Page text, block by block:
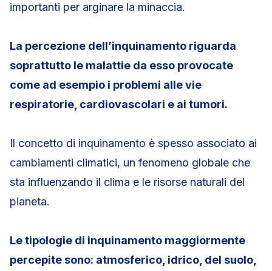
importanti per arginare la minaccia.
La percezione dell’inquinamento riguarda
soprattutto le malattie da esso provocate
come ad esempio i problemi alle vie
respiratorie, cardiovascolari e ai tumori.
Il concetto di inquinamento è spesso associato ai
cambiamenti climatici, un fenomeno globale che
sta influenzando il clima e le risorse naturali del
pianeta.
Le tipologie di inquinamento maggiormente
percepite sono: atmosferico, idrico, del suolo,